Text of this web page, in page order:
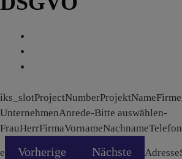
iks_slotProjectNumberProjektName
UnternehmenAnrede-Bitte auswählen-
FrauHerrFirmaVornameNachname
e Vorherige Nächste Adresse